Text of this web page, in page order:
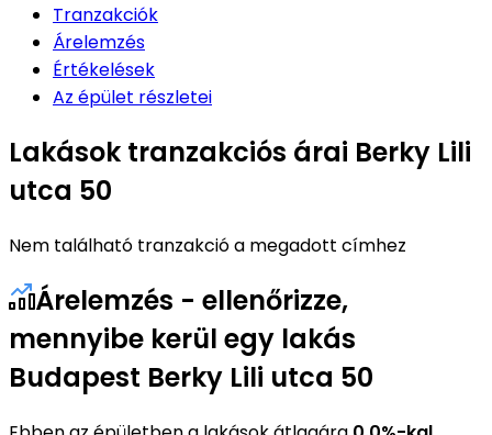
Tranzakciók
Árelemzés
Értékelések
Az épület részletei
Lakások tranzakciós árai Berky Lili
utca 50
Nem található tranzakció a megadott címhez
Árelemzés - ellenőrizze,
mennyibe kerül egy lakás
Budapest Berky Lili utca 50